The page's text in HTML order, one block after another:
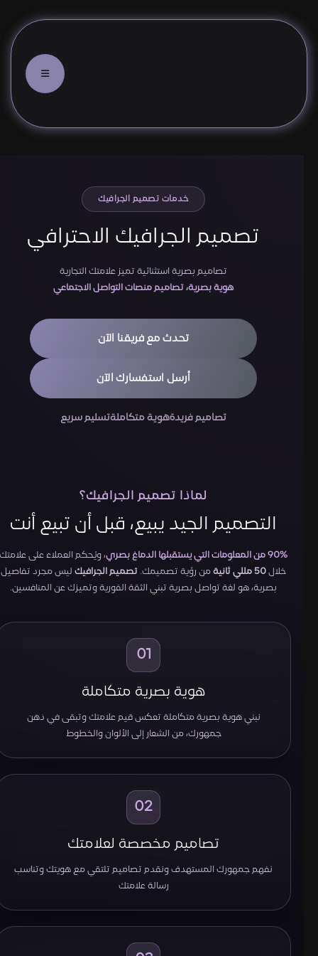
خدمات تصميم الجرافيك
تصميم الجرافيك الاحترافي
تصاميم بصرية استثنائية تميز علامتك التجارية
هوية بصرية، تصاميم منصات التواصل الاجتماعي
تحدث مع فريقنا الآن
أرسل استفسارك الآن
تصاميم فريدةهوية متكاملةتسليم سريع
لماذا تصميم الجرافيك؟
التصميم الجيد يبيع، قبل أن تبيع أنت
90% من المعلومات التي يستقبلها الدماغ بصري
، ويُحكم العملاء على علامتك
خلال 50 مللي ثانية من رؤية تصميمك. تصميم الجرافيك ليس مجرد تفاصيل
بصرية، هو لغة تواصل بصرية تبني الثقة الفورية وتميزك عن المنافسين.
01
هوية بصرية متكاملة
نبني هوية بصرية متكاملة تعكس قيم علامتك وتبقى في ذهن
جمهورك، من الشعار إلى الألوان والخطوط
02
تصاميم مخصصة لعلامتك
نفهم جمهورك المستهدف ونقدم تصاميم تلتقي مع هويتك وتناسب
رسالة علامتك